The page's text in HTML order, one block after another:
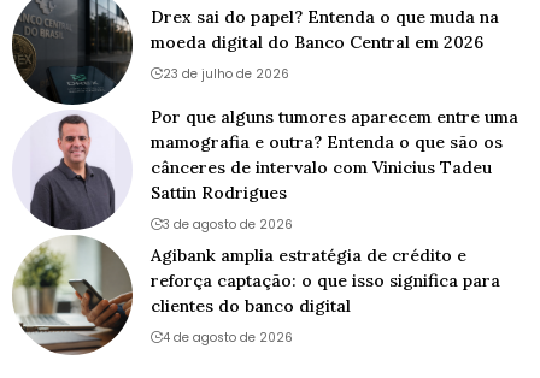
Drex sai do papel? Entenda o que muda na
moeda digital do Banco Central em 2026
23 de julho de 2026
Por que alguns tumores aparecem entre uma
mamografia e outra? Entenda o que são os
cânceres de intervalo com Vinicius Tadeu
Sattin Rodrigues
3 de agosto de 2026
Agibank amplia estratégia de crédito e
reforça captação: o que isso significa para
clientes do banco digital
4 de agosto de 2026